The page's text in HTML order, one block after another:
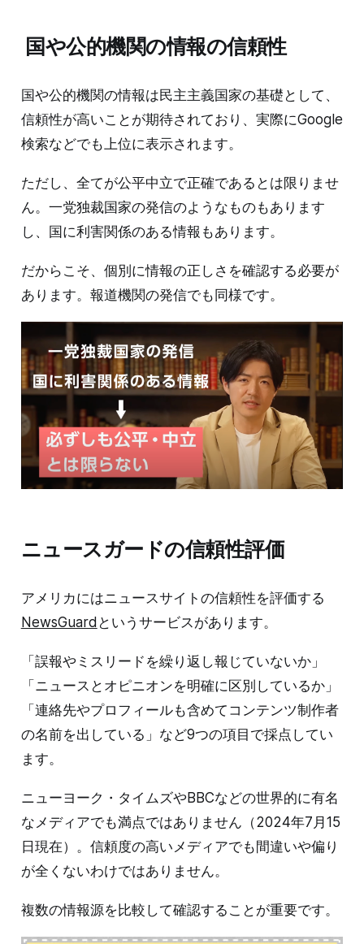
国や公的機関の情報の信頼性
国や公的機関の情報は民主主義国家の基礎として、
信頼性が高いことが期待されており、実際にGoogle
検索などでも上位に表示されます。
ただし、全てが公平中立で正確であるとは限りませ
ん。一党独裁国家の発信のようなものもあります
し、国に利害関係のある情報もあります。
だからこそ、個別に情報の正しさを確認する必要が
あります。報道機関の発信でも同様です。
ニュースガードの信頼性評価
アメリカにはニュースサイトの信頼性を評価する
NewsGuard というサービスがあります。
「誤報やミスリードを繰り返し報じていないか」
「ニュースとオピニオンを明確に区別しているか」
「連絡先やプロフィールも含めてコンテンツ制作者
の名前を出している」など9つの項目で採点してい
ます。
ニューヨーク・タイムズやBBCなどの世界的に有名
なメディアでも満点ではありません（2024年7月15
日現在）。信頼度の高いメディアでも間違いや偏り
が全くないわけではありません。
複数の情報源を比較して確認することが重要です。